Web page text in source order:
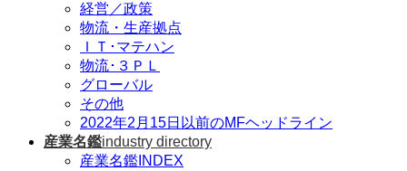
経営／政策
物流・生産拠点
ＩＴ･マテハン
物流･３ＰＬ
グローバル
その他
2022年2月15日以前のMFヘッドライン
産業名鑑industry directory
産業名鑑INDEX